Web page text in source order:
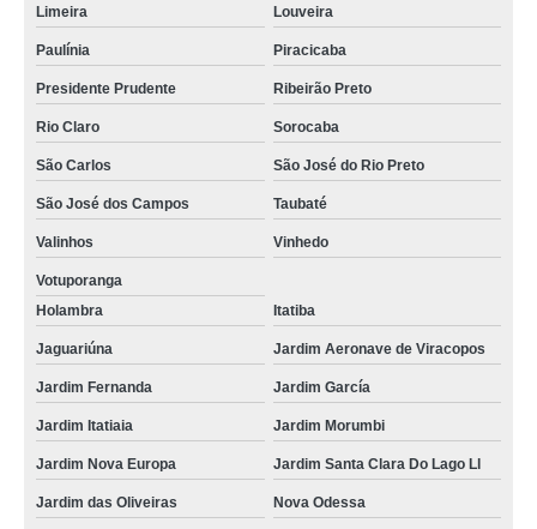
Limeira Louveira
Paulínia Piracicaba
Presidente Prudente Ribeirão Preto
Rio Claro Sorocaba
São Carlos São José do Rio Preto
São José dos Campos Taubaté
Valinhos Vinhedo
Votuporanga
Holambra
Itatiba
Jaguariúna Jardim Aeronave de Viracopos
Jardim Fernanda Jardim García
Jardim Itatiaia Jardim Morumbi
Jardim Nova Europa Jardim Santa Clara Do Lago Ll
Jardim das Oliveiras Nova Odessa